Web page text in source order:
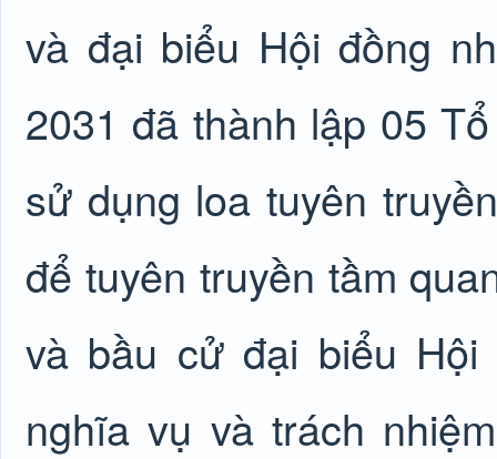
và đại biểu Hội đồng
2031 đã thành lập 05
sử dụng loa tuyên
để tuyên truyền tầm
và bầu cử đại biểu Hội
nghĩa vụ và trách